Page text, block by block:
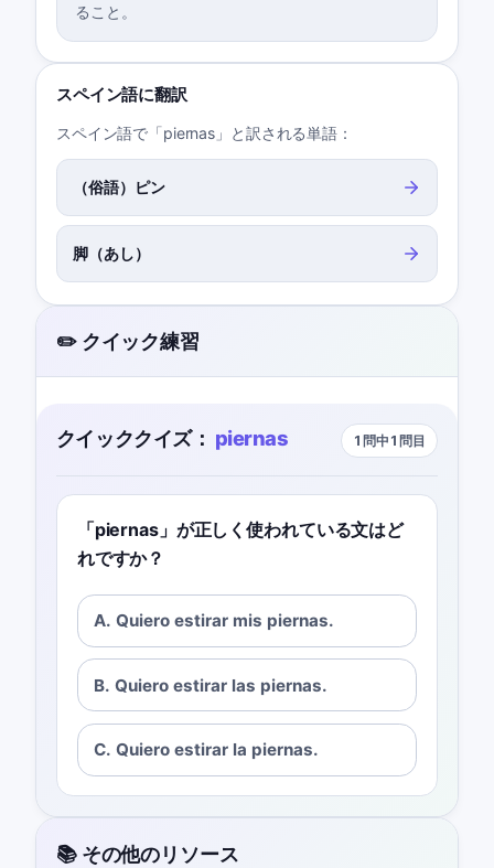
ること。
スペイン語に翻訳
スペイン語で「piernas」と訳される単語：
（俗語）ピン
脚（あし）
✏️ クイック練習
クイッククイズ： piernas 1問中1問目
「piernas」が正しく使われている文はど
れですか？
A. Quiero estirar mis piernas.
B. Quiero estirar las piernas.
C. Quiero estirar la piernas.
📚 その他のリソース